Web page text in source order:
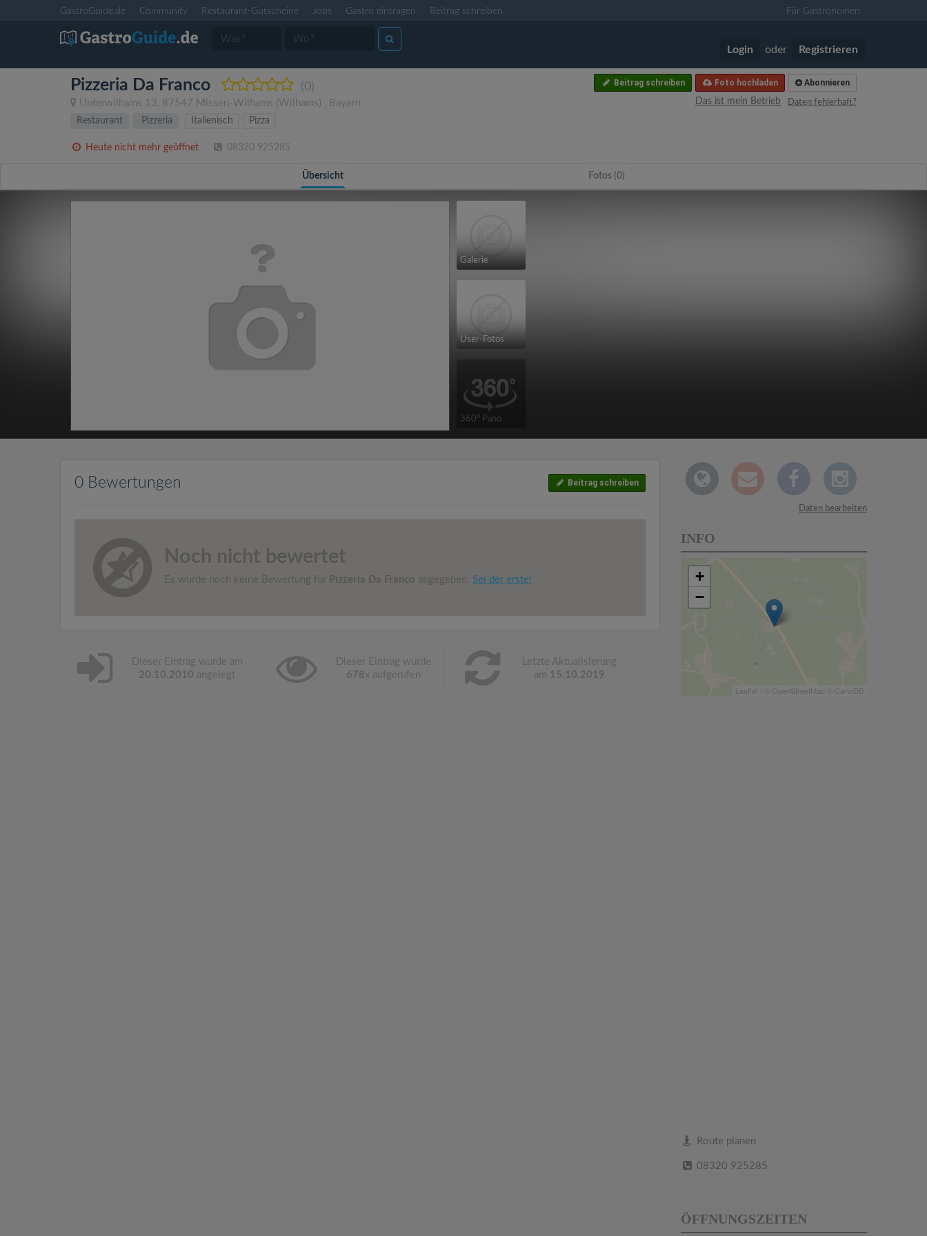
GastroGuide.de Community Restaurant-Gutscheine Jobs Gastro eintragen Beitrag schreiben Für Gastronomen
Login oder Registrieren
Pizzeria Da Franco (0)
Unterwilhams 13, 87547 Missen-Wilhams (Wilhams) , Bayern
Abonnieren
Foto hochladen
Beitrag schreiben
Daten fehlerhaft?
Das ist mein Betrieb
Restaurant
Pizzeria Italienisch Pizza
Heute nicht mehr geöffnet 08320 925285
Übersicht Fotos (0)
Galerie
User-Fotos
360° Pano
0 Bewertungen Beitrag schreiben
Noch nicht bewertet
Es wurde noch keine Bewertung für Pizzeria Da Franco abgegeben. Sei der erste!
Dieser Eintrag wurde am
20.10.2010 angelegt
Dieser Eintrag wurde
678x aufgerufen
Letzte Aktualisierung
am 15.10.2019
Daten bearbeiten
INFO
+
−
Leaflet | © OpenStreetMap © CartoDB
Route planen
08320 925285
ÖFFNUNGSZEITEN